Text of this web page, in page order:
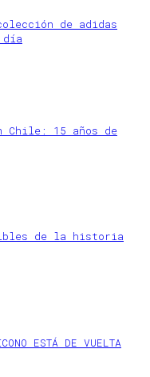
de adidas
día
Chile: 15 años de
de la historia
ESTÁ DE VUELTA